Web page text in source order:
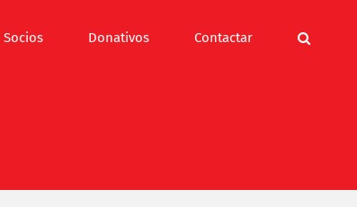
Socios Donativos Contactar